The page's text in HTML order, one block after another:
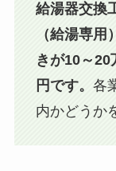
給湯器交換
（給湯専
きが10～20
円です。 各
内かどうか